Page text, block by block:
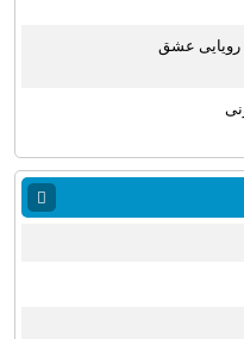
رویایی عشق